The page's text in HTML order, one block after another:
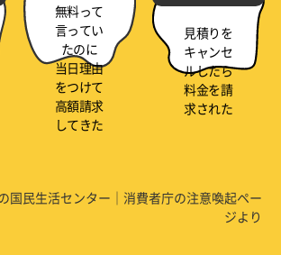
無料って
言ってい
たのに
当日理由
をつけて
高額請求
してきた
見積りを
キャンセ
ルしたら
料金を請
求された
国民生活センター｜消費者庁の注意喚起ペー
ジより